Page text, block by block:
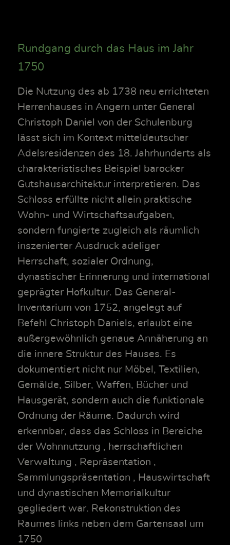
Rundgang durch das Haus im Jahr
1750
Die Nutzung des ab 1738 neu errichteten
Herrenhauses in Angern unter General
Christoph Daniel von der Schulenburg
lässt sich im Kontext mitteldeutscher
Adelsresidenzen des 18. Jahrhunderts als
charakteristisches Beispiel barocker
Gutshausarchitektur interpretieren. Das
Schloss erfüllte nicht allein praktische
Wohn- und Wirtschaftsaufgaben,
sondern fungierte zugleich als räumlich
inszenierter Ausdruck adeliger
Herrschaft, sozialer Ordnung,
dynastischer Erinnerung und international
geprägter Hofkultur. Das General-
Inventarium von 1752, angelegt auf
Befehl Christoph Daniels, erlaubt eine
außergewöhnlich genaue Annäherung an
die innere Struktur des Hauses. Es
dokumentiert nicht nur Möbel, Textilien,
Gemälde, Silber, Waffen, Bücher und
Hausgerät, sondern auch die funktionale
Ordnung der Räume. Dadurch wird
erkennbar, dass das Schloss in Bereiche
der Wohnnutzung , herrschaftlichen
Verwaltung , Repräsentation ,
Sammlungspräsentation , Hauswirtschaft
und dynastischen Memorialkultur
gegliedert war. Rekonstruktion des
Raumes links neben dem Gartensaal um
1750